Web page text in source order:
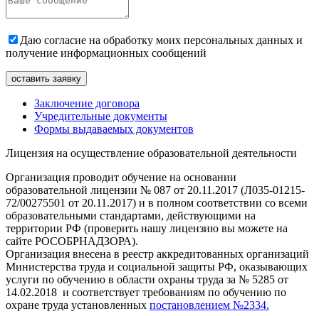
Даю согласие на обработку моих персональных данных и
получение информационных сообщений
Заключение договора
Учредительные документы
Формы выдаваемых документов
Лицензия на осуществление образовательной деятельности
Организация проводит обучение на основании
образовательной лицензии № 087 от 20.11.2017 (Л035-01215-
72/00275501 от 20.11.2017) и в полном соответствии со всеми
образовательными стандартами, действующими на
территории РФ (проверить нашу лицензию вы можете на
сайте РОСОБРНАДЗОРА).
Организация внесена в реестр аккредитованных организаций
Министерства труда и социальной защиты РФ, оказывающих
услуги по обучению в области охраны труда за № 5285 от
14.02.2018 и соответствует требованиям по обучению по
охране труда установленных постановлением №2334.